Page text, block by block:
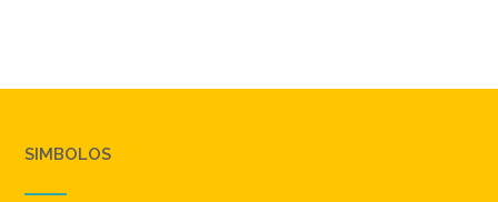
SIMBOLOS